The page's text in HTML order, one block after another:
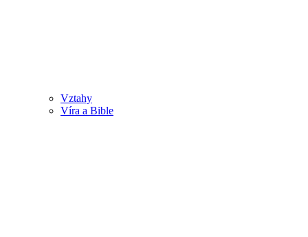
Vztahy
Víra a Bible